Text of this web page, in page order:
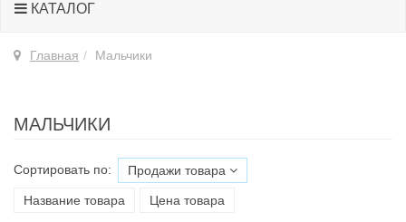
КАТАЛОГ
Главная Мальчики
МАЛЬЧИКИ
Сортировать по: Продажи товара
Название товара Цена товара